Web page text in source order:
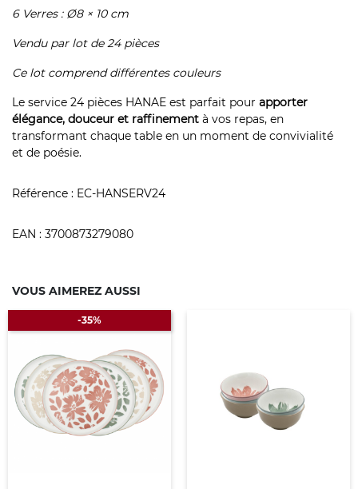
6 Verres : Ø8 × 10 cm
Vendu par lot de 24 pièces
Ce lot comprend différentes couleurs
Le service 24 pièces HANAE est parfait pour apporter
élégance, douceur et raffinement à vos repas, en
transformant chaque table en un moment de convivialité
et de poésie.
Référence : EC-HANSERV24
EAN : 3700873279080
VOUS AIMEREZ AUSSI
-35%